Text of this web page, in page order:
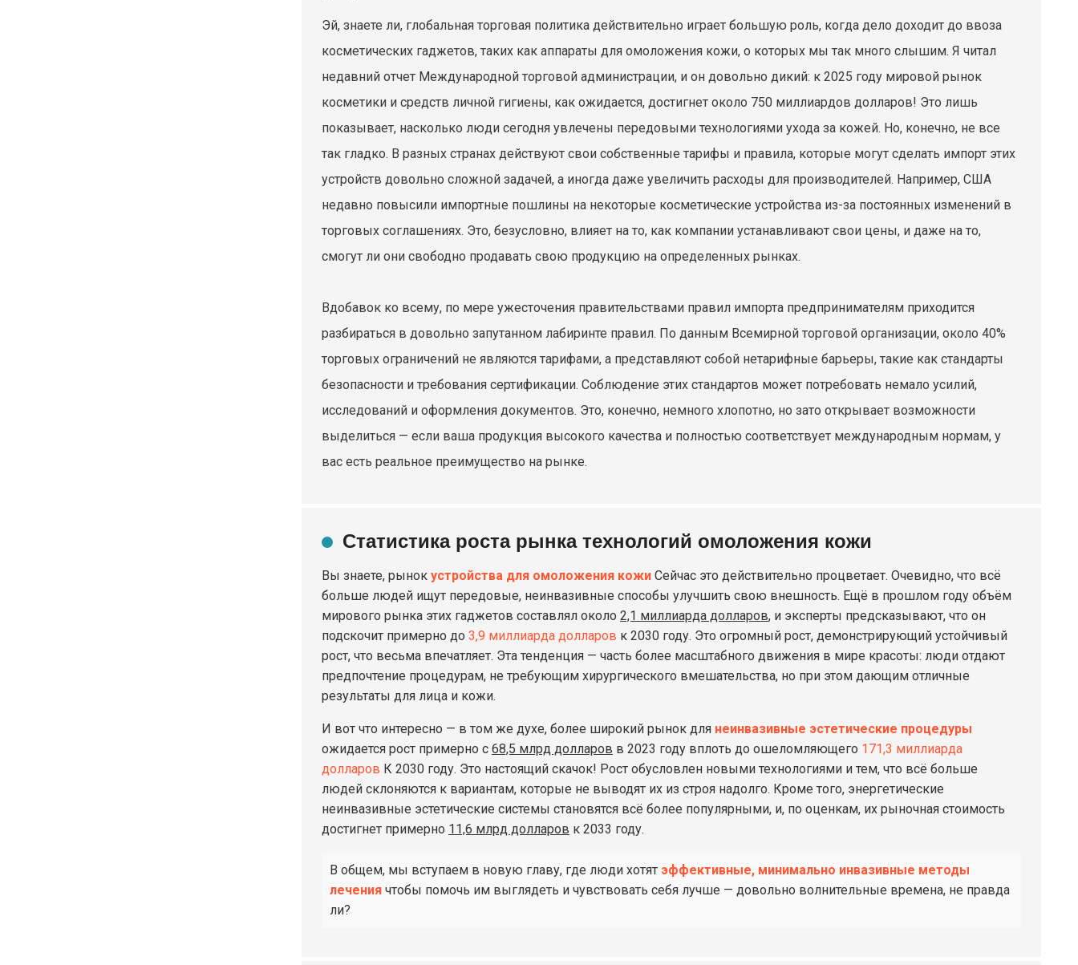
Эй, знаете ли, глобальная торговая политика действительно играет большую роль, когда дело доходит до ввоза
косметических гаджетов, таких как аппараты для омоложения кожи, о которых мы так много слышим. Я читал
недавний отчет Международной торговой администрации, и он довольно дикий: к 2025 году мировой рынок
косметики и средств личной гигиены, как ожидается, достигнет около 750 миллиардов долларов! Это лишь
показывает, насколько люди сегодня увлечены передовыми технологиями ухода за кожей. Но, конечно, не все
так гладко. В разных странах действуют свои собственные тарифы и правила, которые могут сделать импорт этих
устройств довольно сложной задачей, а иногда даже увеличить расходы для производителей. Например, США
недавно повысили импортные пошлины на некоторые косметические устройства из-за постоянных изменений в
торговых соглашениях. Это, безусловно, влияет на то, как компании устанавливают свои цены, и даже на то,
смогут ли они свободно продавать свою продукцию на определенных рынках.
Вдобавок ко всему, по мере ужесточения правительствами правил импорта предпринимателям приходится
разбираться в довольно запутанном лабиринте правил. По данным Всемирной торговой организации, около 40%
торговых ограничений не являются тарифами, а представляют собой нетарифные барьеры, такие как стандарты
безопасности и требования сертификации. Соблюдение этих стандартов может потребовать немало усилий,
исследований и оформления документов. Это, конечно, немного хлопотно, но зато открывает возможности
выделиться — если ваша продукция высокого качества и полностью соответствует международным нормам, у
вас есть реальное преимущество на рынке.
Статистика роста рынка технологий омоложения кожи
Вы знаете, рынок устройства для омоложения кожи Сейчас это действительно процветает. Очевидно, что всё
больше людей ищут передовые, неинвазивные способы улучшить свою внешность. Ещё в прошлом году объём
мирового рынка этих гаджетов составлял около 2,1 миллиарда долларов, и эксперты предсказывают, что он
подскочит примерно до 3,9 миллиарда долларов к 2030 году. Это огромный рост, демонстрирующий устойчивый
рост, что весьма впечатляет. Эта тенденция — часть более масштабного движения в мире красоты: люди отдают
предпочтение процедурам, не требующим хирургического вмешательства, но при этом дающим отличные
результаты для лица и кожи.
И вот что интересно — в том же духе, более широкий рынок для неинвазивные эстетические процедуры
ожидается рост примерно с 68,5 млрд долларов в 2023 году вплоть до ошеломляющего 171,3 миллиарда
долларов К 2030 году. Это настоящий скачок! Рост обусловлен новыми технологиями и тем, что всё больше
людей склоняются к вариантам, которые не выводят их из строя надолго. Кроме того, энергетические
неинвазивные эстетические системы становятся всё более популярными, и, по оценкам, их рыночная стоимость
достигнет примерно 11,6 млрд долларов к 2033 году.
В общем, мы вступаем в новую главу, где люди хотят эффективные, минимально инвазивные методы
лечения чтобы помочь им выглядеть и чувствовать себя лучше — довольно волнительные времена, не правда
ли?